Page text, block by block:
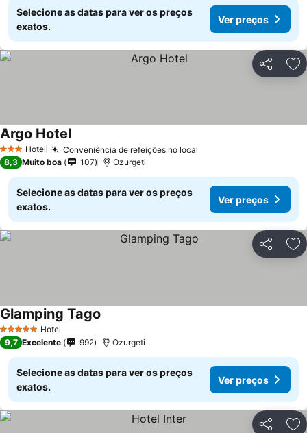
Selecione as datas para ver os preços
exatos.
Ver preços
Partilhar
3 EstrelasHotel Conveniência de refeições no local
Argo Hotel
8,3 Muito boa 107 Ozurgeti
Selecione as datas para ver os preços
exatos.
Ver preços
Partilhar
5 Estrelas Hotel
Glamping Tago
9,7 Excelente 992 Ozurgeti
Selecione as datas para ver os preços
exatos.
Ver preços
Partilhar